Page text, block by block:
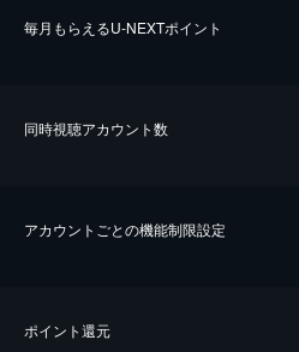
毎⽉もらえるU-NEXTポイント
同時視聴アカウント数
アカウントごとの機能制限設定
ポイント還元